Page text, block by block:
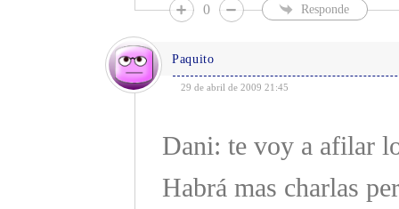
0 Responde
Paquito
29 de abril de 2009 21:45
Dani: te voy a afilar
Habrá mas charlas